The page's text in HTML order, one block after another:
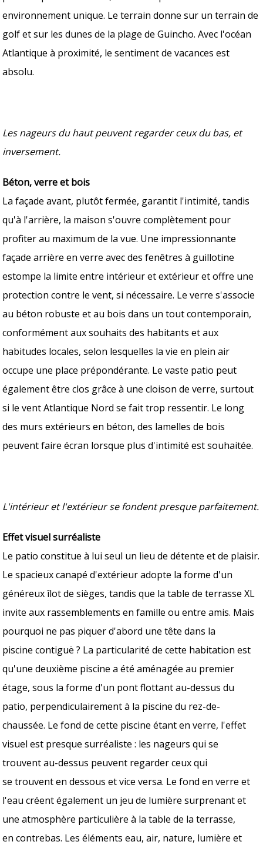
environnement unique. Le terrain donne sur un terrain de
golf et sur les dunes de la plage de Guincho. Avec l'océan
Atlantique à proximité, le sentiment de vacances est
absolu.
Les nageurs du haut peuvent regarder ceux du bas, et
inversement.
Béton, verre et bois
La façade avant, plutôt fermée, garantit l'intimité, tandis
qu'à l'arrière, la maison s'ouvre complètement pour
profiter au maximum de la vue. Une impressionnante
façade arrière en verre avec des fenêtres à guillotine
estompe la limite entre intérieur et extérieur et offre une
protection contre le vent, si nécessaire. Le verre s'associe
au béton robuste et au bois dans un tout contemporain,
conformément aux souhaits des habitants et aux
habitudes locales, selon lesquelles la vie en plein air
occupe une place prépondérante. Le vaste patio peut
également être clos grâce à une cloison de verre, surtout
si le vent Atlantique Nord se fait trop ressentir. Le long
des murs extérieurs en béton, des lamelles de bois
peuvent faire écran lorsque plus d'intimité est souhaitée.
L'intérieur et l'extérieur se fondent presque parfaitement.
Effet visuel surréaliste
Le patio constitue à lui seul un lieu de détente et de plaisir.
Le spacieux canapé d'extérieur adopte la forme d'un
généreux îlot de sièges, tandis que la table de terrasse XL
invite aux rassemblements en famille ou entre amis. Mais
pourquoi ne pas piquer d'abord une tête dans la
piscine contiguë ? La particularité de cette habitation est
qu'une deuxième piscine a été aménagée au premier
étage, sous la forme d'un pont flottant au-dessus du
patio, perpendiculairement à la piscine du rez-de-
chaussée. Le fond de cette piscine étant en verre, l'effet
visuel est presque surréaliste : les nageurs qui se
trouvent au-dessus peuvent regarder ceux qui
se trouvent en dessous et vice versa. Le fond en verre et
l'eau créent également un jeu de lumière surprenant et
une atmosphère particulière à la table de la terrasse,
en contrebas. Les éléments eau, air, nature, lumière et